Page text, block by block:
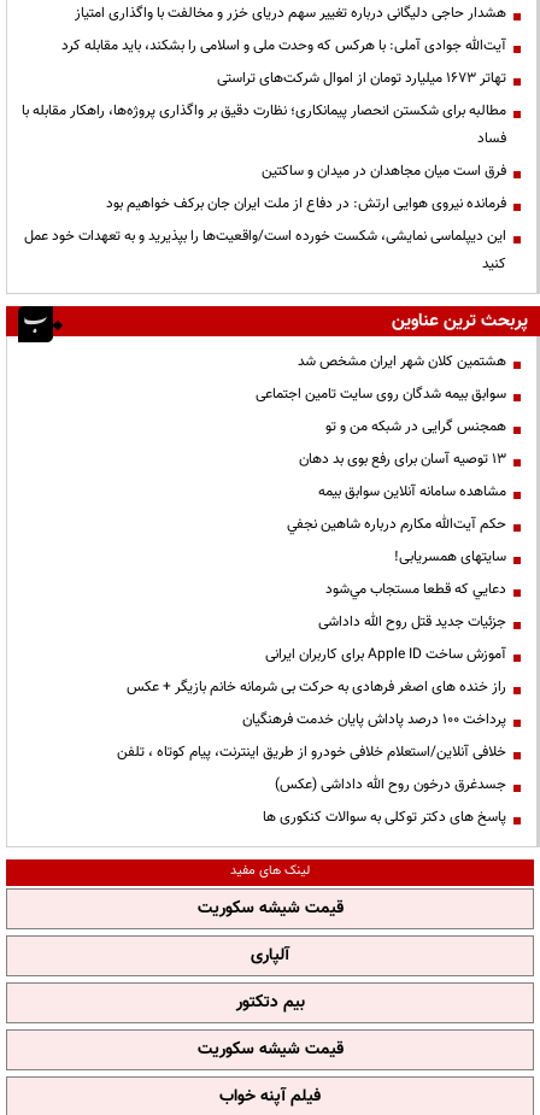
هشدار حاجی دلیگانی درباره تغییر سهم دریای خزر و مخالفت با واگذاری امتیاز
آیت‌الله جوادی آملی: با هرکس که وحدت ملی و اسلامی را بشکند، باید مقابله کرد
تهاتر ۱۶۷۳ میلیارد تومان از اموال شرکت‌های تراستی
مطالبه برای شکستن انحصار پیمانکاری؛ نظارت دقیق بر واگذاری پروژه‌ها، راهکار مقابله با
فساد
فرق است میان مجاهدان در میدان و ساکتین
فرمانده نیروی هوایی ارتش: در دفاع از ملت ایران جان برکف خواهیم بود
این دیپلماسی نمایشی، شکست خورده است/واقعیت‌ها را بپذیرید و به تعهدات خود عمل
کنید
پربحث ترین عناوین
هشتمین کلان شهر ایران مشخص شد
سوابق بیمه شدگان روی سایت تامین اجتماعی
همجنس گرایی در شبکه من و تو
13 توصیه آسان برای رفع بوی بد دهان
مشاهده سامانه آنلاين سوابق بیمه
حكم آيت‌الله مكارم درباره شاهين نجفي
سایتهای همسریابی!
دعايي كه قطعا مستجاب مي‌شود
جزئیات جدید قتل روح الله داداشی
آموزش ساخت Apple ID برای کاربران ایرانی
راز خنده های اصغر فرهادی به حرکت بی شرمانه خانم بازیگر + عکس
پرداخت ۱۰۰ درصد پاداش پایان خدمت فرهنگیان
خلافی آنلاین/استعلام خلافی خودرو از طریق اینترنت، پیام کوتاه ، تلفن
جسدغرق درخون روح الله داداشی (عکس)
پاسخ های دکتر توکلی به سوالات کنکوری ها
لینک های مفید
قیمت شیشه سکوریت
آلپاری
بیم دتکتور
قیمت شیشه سکوریت
فیلم آپنه خواب